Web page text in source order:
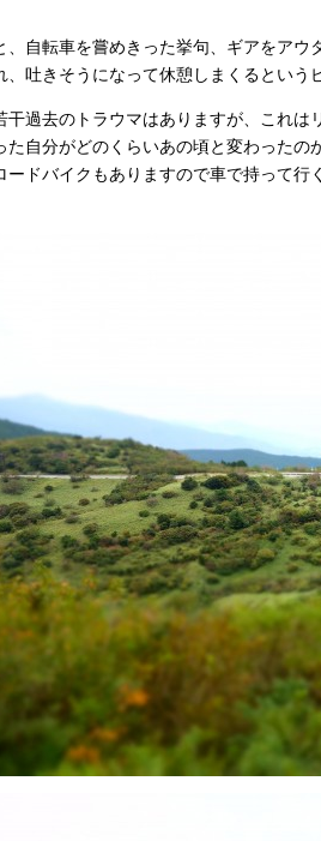
自転車を嘗めきった挙句、ギアをアウ
、吐きそうになって休憩しまくるという
過去のトラウマはありますが、これは
た自分がどのくらいあの頃と変わったの
ードバイクもありますので車で持って行